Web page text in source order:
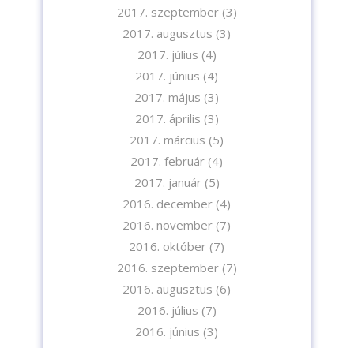
2017. szeptember(3)
2017. augusztus (3)
2017. július (4)
2017. június (4)
2017. május (3)
2017. április (3)
2017. március (5)
2017. február (4)
2017. január(5)
2016. december (4)
2016. november (7)
2016. október (7)
2016. szeptember(7)
2016. augusztus (6)
2016. július (7)
2016. június (3)